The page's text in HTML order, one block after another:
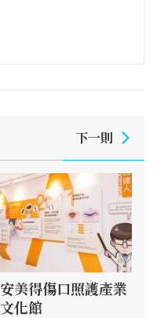
下一則
安美得傷口照護產業
文化館